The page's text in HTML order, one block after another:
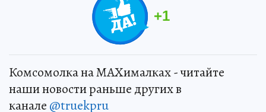
+1
Комсомолка на MAXималках - читайте
наши новости раньше других в
канале @truekpru